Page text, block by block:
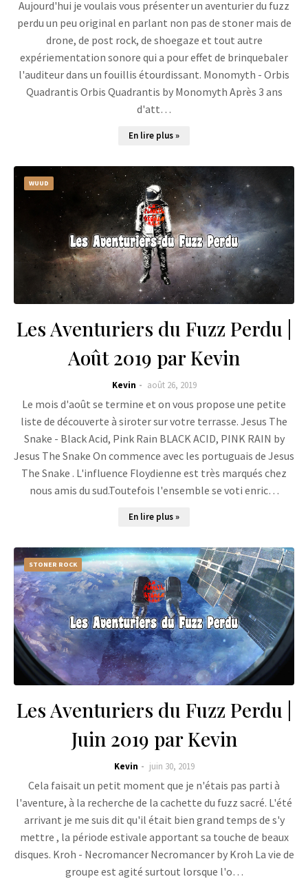
Aujourd'hui je voulais vous présenter un aventurier du fuzz
perdu un peu original en parlant non pas de stoner mais de
drone, de post rock, de shoegaze et tout autre
expériementation sonore qui a pour effet de brinquebaler
l'auditeur dans un fouillis étourdissant. Monomyth - Orbis
Quadrantis Orbis Quadrantis by Monomyth Après 3 ans
d'att…
En lire plus »
WUUD
Les Aventuriers du Fuzz Perdu |
Août 2019 par Kevin
Kevin août 26, 2019
Le mois d'août se termine et on vous propose une petite
liste de découverte à siroter sur votre terrasse. Jesus The
Snake - Black Acid, Pink Rain BLACK ACID, PINK RAIN by
Jesus The Snake On commence avec les portuguais de Jesus
The Snake . L'influence Floydienne est très marqués chez
nous amis du sud.Toutefois l'ensemble se voti enric…
En lire plus »
STONER ROCK
Les Aventuriers du Fuzz Perdu |
Juin 2019 par Kevin
Kevin juin 30, 2019
Cela faisait un petit moment que je n'étais pas parti à
l'aventure, à la recherche de la cachette du fuzz sacré. L'été
arrivant je me suis dit qu'il était bien grand temps de s'y
mettre , la période estivale apportant sa touche de beaux
disques. Kroh - Necromancer Necromancer by Kroh La vie de
groupe est agité surtout lorsque l'o…